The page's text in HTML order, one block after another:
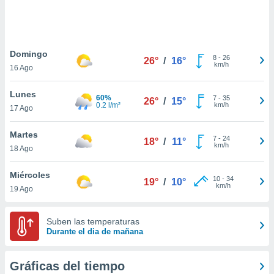
únicos
similares
como
sitio
de
posible
traten tus
en
interés
Para
su
Domingo
16 Ago
26° / 16° 8- 26
km/h
Lunes
17 Ago
60%
0.2 l/m²
26° / 15° 7- 35
km/h
Martes
18 Ago
18° / 11° 7- 24
km/h
Miércoles
19 Ago
19° / 10° 10- 34
km/h
Suben las temperaturas
Durante el dia de mañana
Gráficas del tiempo